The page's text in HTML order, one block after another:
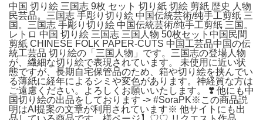
中国 切り絵 三国志 9枚 セット 切り紙 切絵 剪紙 歴史 人物
民芸品。三国志 手彫り切り絵 中国伝統芸術/纯手工剪纸 三
国。三国志 手彫り切り絵 中国伝統芸術/纯手工剪纸 三国。
レトロ 中国 切り絵 三国志 三国人物 50枚セット中国民間
剪紙 CHINESE FOLK PAPER-CUTS 中国工芸品中国の伝
統工芸品 切り絵の「三国人物」です。三国志の登場人物
が、繊細な切り絵で表現されています。 未使用に近い状
態ですが、長期自宅保管品のため、箱や切り絵を挟んでい
る薄紙に経年によるシミや変色があります。神経質な方は
ご遠慮ください。よろしくお願いいたします。 ❣️ 他にも中
国切り絵の出品をしております -> #SoraPK※この商品説
明はAI提案の文章が利用されています※ 他サイトにも出